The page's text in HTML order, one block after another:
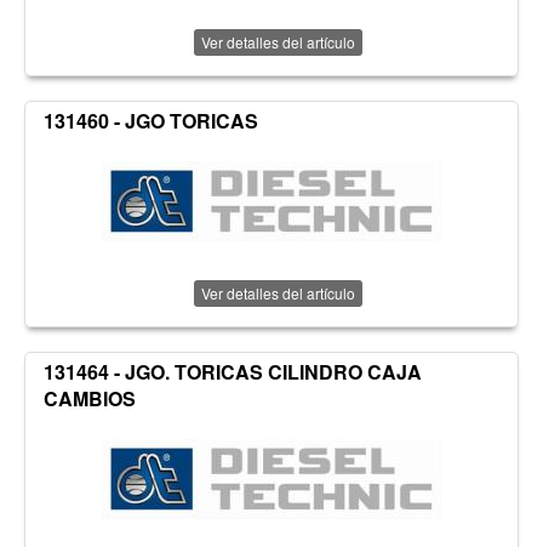
Ver detalles del artículo
131460 - JGO TORICAS
Ver detalles del artículo
131464 - JGO. TORICAS CILINDRO CAJA
CAMBIOS